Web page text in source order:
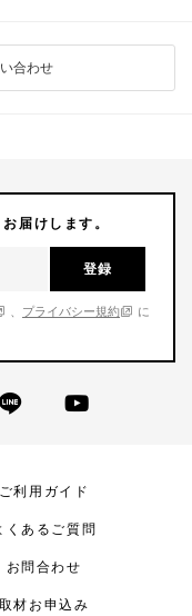
合わせ
届けします。
登録
プライバシー規約
に
ご利用ガイド
くあるご質問
お問合わせ
取材お申込み